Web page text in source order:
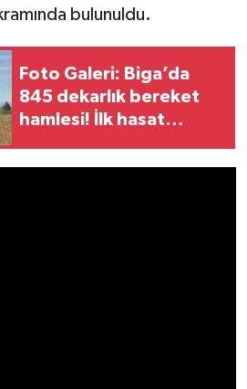
bulunuldu.
Foto Galeri: Biga’da
845 dekarlık bereket
hamlesi! İlk hasat